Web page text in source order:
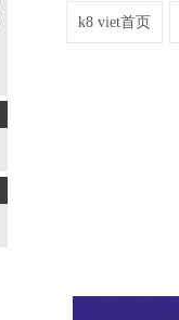
k8 viet首页